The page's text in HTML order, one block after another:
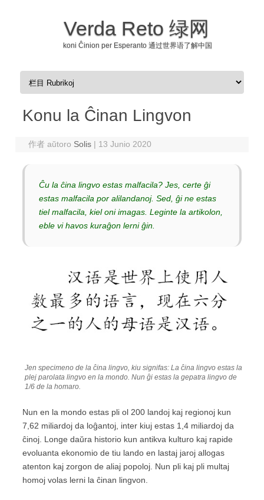
Verda Reto 绿网
koni Ĉinion per Esperanto 通过世界语了解中国
Skip to content
Konu la Ĉinan Lingvon
作者 aŭtoro Solis | 13 Junio 2020
Ĉu la ĉina lingvo estas malfacila? Jes, certe ĝi
estas malfacila por alilandanoj. Sed, ĝi ne estas
tiel malfacila, kiel oni imagas. Leginte la artikolon,
eble vi havos kuraĝon lerni ĝin.
Jen specimeno de la ĉina lingvo, kiu signifas: La ĉina lingvo estas la
plej parolata lingvo en la mondo. Nun ĝi estas la gepatra lingvo de
1/6 de la homaro.
Nun en la mondo estas pli ol 200 landoj kaj regionoj kun
7,62 miliardoj da loĝantoj, inter kiuj estas 1,4 miliardoj da
ĉinoj. Longe daŭra historio kun antikva kulturo kaj rapide
evoluanta ekonomio de tiu lando en lastaj jaroj allogas
atenton kaj zorgon de aliaj popoloj. Nun pli kaj pli multaj
homoj volas lerni la ĉinan lingvon.